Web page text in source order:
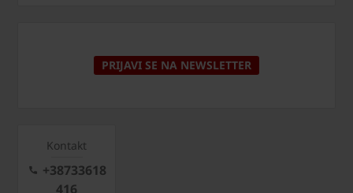
PRIJAVI SE NA NEWSLETTER
Kontakt
+38733618
416